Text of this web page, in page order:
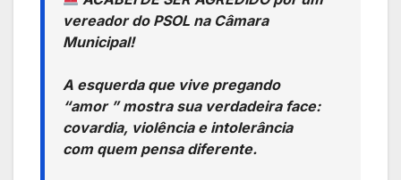
vereador do PSOL na Câmara
Municipal!
A esquerda que vive pregando
“amor ” mostra sua verdadeira face:
covardia, violência e intolerância
com quem pensa diferente.